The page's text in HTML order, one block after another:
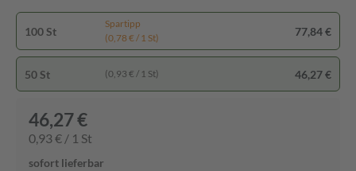
100 St
Spartipp
(0,78 € / 1 St)
77,84 €
50 St (0,93 € / 1 St) 46,27 €
46,27 €
0,93 € / 1 St
sofort lieferbar